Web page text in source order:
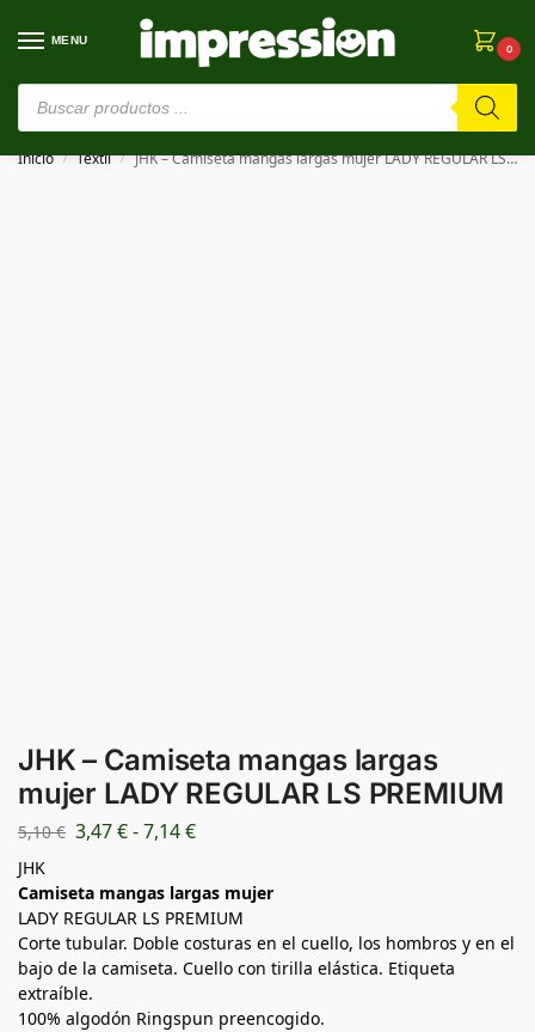
MENU
0
⚠️ Estamos en pruebas. Si algo falla, ¡Perdón!⚠️
Inicio / Textil / JHK – Camiseta mangas largas mujer LADY REGULAR LS PREMIUM
JHK – Camiseta mangas largas
mujer LADY REGULAR LS PREMIUM
5,10€ 3,47€-7,14€
JHK
Camiseta mangas largas mujer
LADY REGULAR LS PREMIUM
Corte tubular. Doble costuras en el cuello, los hombros y en el
bajo de la camiseta. Cuello con tirilla elástica. Etiqueta
extraíble.
100% algodón Ringspun preencogido.